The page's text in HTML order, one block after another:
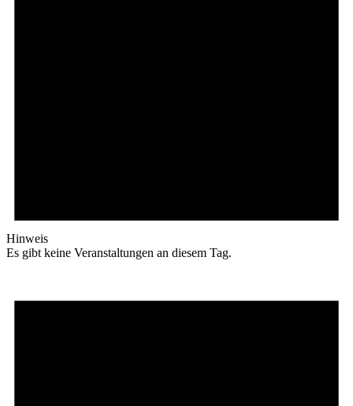
Hinweis
Es gibt keine Veranstaltungen an diesem Tag.